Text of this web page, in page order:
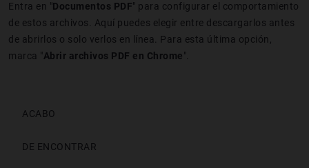
Entra en "Documentos PDF" para configurar el comportamiento
de estos archivos. Aquí puedes elegir entre descargarlos antes
de abrirlos o solo verlos en línea. Para esta última opción,
marca " Abrir archivos PDF en Chrome".
ACABO
DE ENCONTRAR